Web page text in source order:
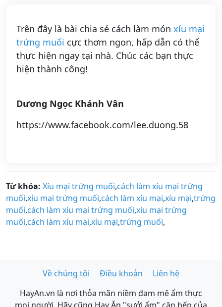
Trên đây là bài chia sẻ cách làm món xíu mại
trứng muối cực thơm ngon, hấp dẫn có thể
thực hiện ngay tại nhà. Chúc các bạn thực
hiện thành công!
Dương Ngọc Khánh Vân
https://www.facebook.com/lee.duong.58
Từ khóa: Xíu mại trứng muối,cách làm xíu mại trứng
muối,xíu mại trứng muối,cách làm xíu mại,xíu mại,trứng
muối,cách làm xíu mại trứng muối,xíu mại trứng
muối,cách làm xíu mại,xíu mại,trứng muối,
Về chúng tôi Điều khoản
Liên hệ
HayAn.vn là nơi thỏa mãn niềm đam mê ẩm thực
mọi người. Hãy cũng Hay Ăn "sưởi ấm" căn bếp của